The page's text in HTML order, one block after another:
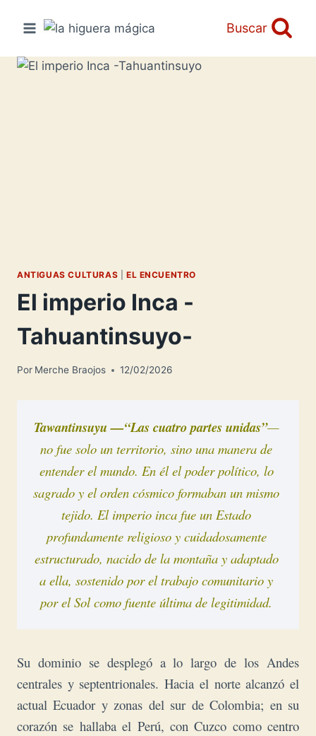
Buscar
ANTIGUAS CULTURAS EL ENCUENTRO
El imperio Inca -
Tahuantinsuyo-
Por Merche Braojos 12/02/2026
Tawantinsuyu —“Las cuatro partes unidas”—
no fue solo un territorio, sino una manera de
entender el mundo. En él el poder político, lo
sagrado y el orden cósmico formaban un mismo
tejido. El imperio inca fue un Estado
profundamente religioso y cuidadosamente
estructurado, nacido de la montaña y adaptado
a ella, sostenido por el trabajo comunitario y
por el Sol como fuente última de legitimidad.
Su dominio se desplegó a lo largo de los Andes
centrales y septentrionales. Hacia el norte alcanzó el
actual Ecuador y zonas del sur de Colombia; en su
corazón se hallaba el Perú, con Cuzco como centro